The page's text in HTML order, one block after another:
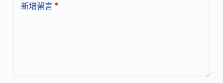
新增留言*